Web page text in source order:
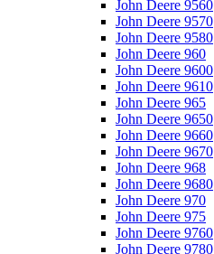
John Deere 9560
John Deere 9570
John Deere 9580
John Deere 960
John Deere 9600
John Deere 9610
John Deere 965
John Deere 9650
John Deere 9660
John Deere 9670
John Deere 968
John Deere 9680
John Deere 970
John Deere 975
John Deere 9760
John Deere 9780